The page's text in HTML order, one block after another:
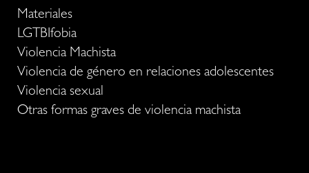
Materiales
LGTBIfobia
Violencia Machista
Violencia de género en relaciones adolescentes
Violencia sexual
Otras formas graves de violencia machista